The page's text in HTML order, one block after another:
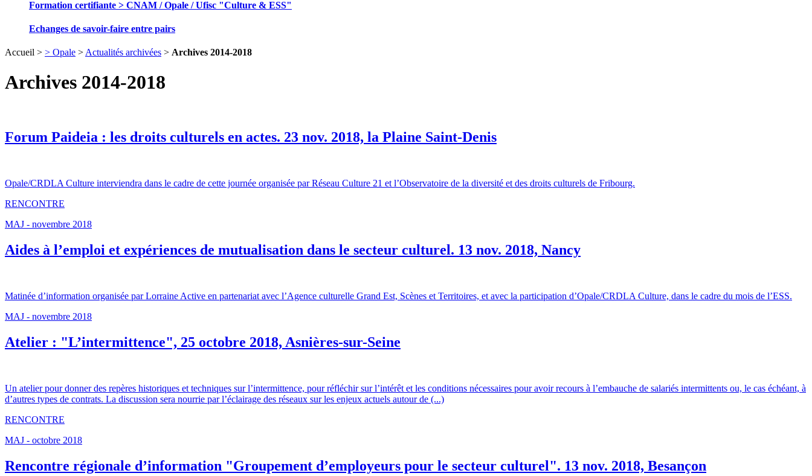
Formation certifiante > CNAM / Opale / Ufisc "Culture & ESS"
Echanges de savoir-faire entre pairs
Accueil > > Opale >Actualités archivées > Archives 2014-2018
Archives 2014-2018
Forum Paideia : les droits culturels en actes. 23 nov. 2018, la Plaine Saint-Denis
Opale/CRDLA Culture interviendra dans le cadre de cette journée organisée par Réseau Culture 21 et l’Observatoire de la diversité et des droits culturels de Fribourg.
RENCONTRE
MAJ - novembre 2018
Aides à l’emploi et expériences de mutualisation dans le secteur culturel. 13 nov. 2018, Nancy
Matinée d’information organisée par Lorraine Active en partenariat avec l’Agence culturelle Grand Est, Scènes et Territoires, et avec la participation d’Opale/CRDLA Culture, dans le cadre du mois de l’ESS.
MAJ - novembre 2018
Atelier : "L’intermittence", 25 octobre 2018, Asnières-sur-Seine
Un atelier pour donner des repères historiques et techniques sur l’intermittence, pour réfléchir sur l’intérêt et les conditions nécessaires pour avoir recours à l’embauche de salariés intermittents ou, le cas échéant, à
d’autres types de contrats. La discussion sera nourrie par l’éclairage des réseaux sur les enjeux actuels autour de (...)
RENCONTRE
MAJ - octobre 2018
Rencontre régionale d’information "Groupement d’employeurs pour le secteur culturel". 13 nov. 2018, Besançon